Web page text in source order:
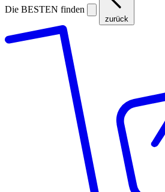
Die BESTEN finden
zurück